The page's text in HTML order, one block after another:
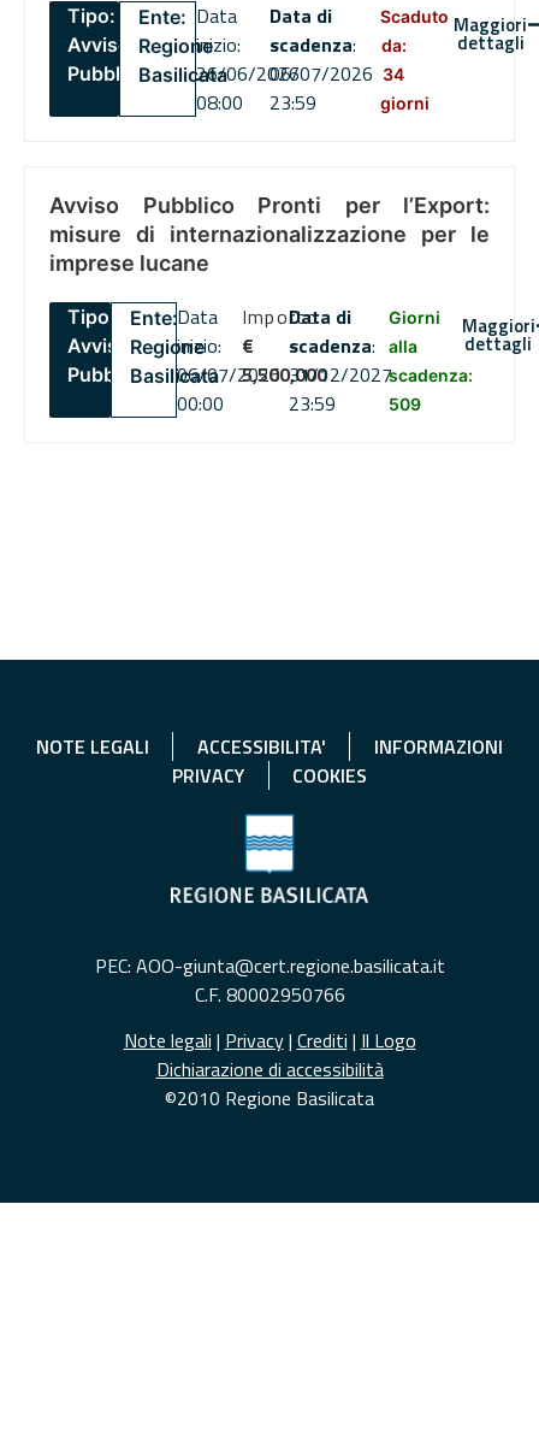
Tipo:
Avviso
Pubblico
Ente:
Regione
Basilicata
Data
inizio:
26/06/2026
08:00
Data di
scadenza:
06/07/2026
23:59
Scaduto
da:
34
giorni
Maggiori
dettagli
Avviso Pubblico Pronti per l’Export:
misure di internazionalizzazione per le
imprese lucane
Tipo:
Avviso
Pubblico
Ente:
Regione
Basilicata
Data
inizio:
06/07/2026
00:00
Importo
€
5,500,000
Data di
scadenza:
31/12/2027
23:59
Giorni
alla
scadenza:
509
Maggiori
dettagli
NOTE LEGALI ACCESSIBILITA'
INFORMAZIONI
PRIVACY
COOKIES
PEC: AOO-giunta@cert.regione.basilicata.it
C.F. 80002950766
Note legali | Privacy| Crediti | Il Logo
Dichiarazione di accessibilità
©2010 Regione Basilicata